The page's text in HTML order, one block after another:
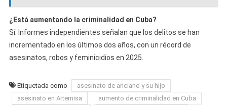
¿Está aumentando la criminalidad en Cuba?
Sí. Informes independientes señalan que los delitos se han
incrementado en los últimos dos años, con un récord de
asesinatos, robos y feminicidios en 2025.
Etiquetada como
asesinato de anciano y su hijo
asesinato en Artemisa
aumento de criminalidad en Cuba